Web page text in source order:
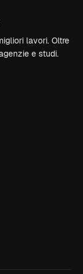
lavori. Oltre
e studi.